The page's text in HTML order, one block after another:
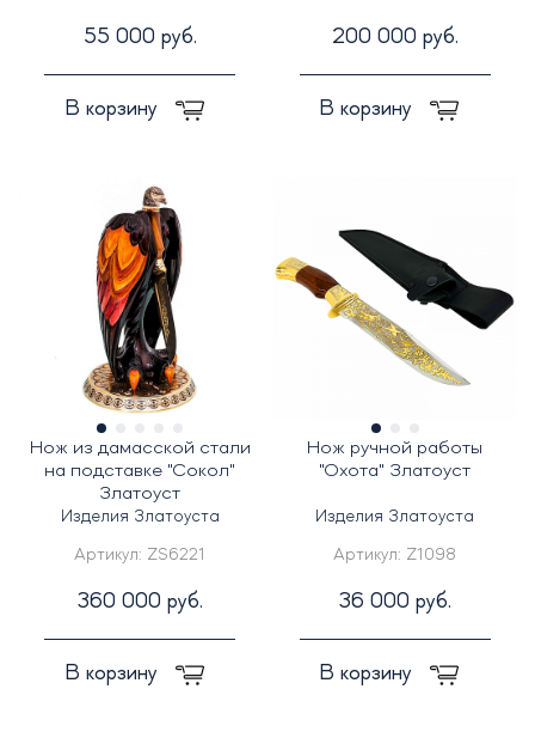
55 000 руб.
В корзину
200 000 руб.
В корзину
Нож из дамасской стали
на подставке "Сокол"
Златоуст
Изделия Златоуста
Артикул: ZS6221
360 000 руб.
В корзину
Нож ручной работы
"Охота" Златоуст
Изделия Златоуста
Артикул: Z1098
36 000 руб.
В корзину